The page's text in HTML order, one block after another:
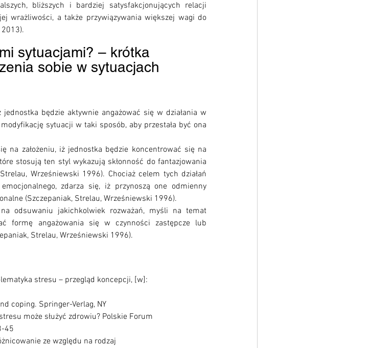
bliższych i bardziej satysfakcjonujących relacji
wrażliwości, a także przywiązywania większej wagi do
sytuacjami? – krótka
sobie w sytuacjach
jednostka będzie aktywnie angażować się w działania w
sytuacji w taki sposób, aby przestała być ona
na założeniu, iż jednostka będzie koncentrować się na
stosują ten styl wykazują skłonność do fantazjowania
Wrześniewski 1996). Chociaż celem tych działań
zdarza się, iż przynoszą one odmienny
(Szczepaniak, Strelau, Wrześniewski 1996).
odsuwaniu jakichkolwiek rozważań, myśli na temat
formę angażowania się w czynności zastępcze lub
Strelau, Wrześniewski 1996).
stresu – przegląd koncepcji, [w]:
coping. Springer-Verlag, NY
może służyć zdrowiu? Polskie Forum
45
ze względu na rodzaj